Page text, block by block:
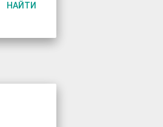
НАЙТИ